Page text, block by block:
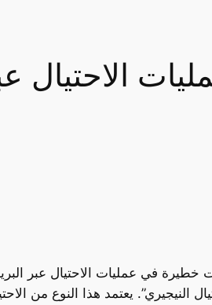
النيجيري”. يعتمد هذا النوع من